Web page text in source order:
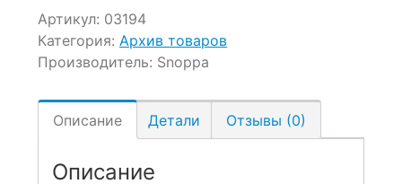
Артикул: 03194
Категория: Архив товаров
Производитель: Snoppa
Описание Детали Отзывы (0)
Описание